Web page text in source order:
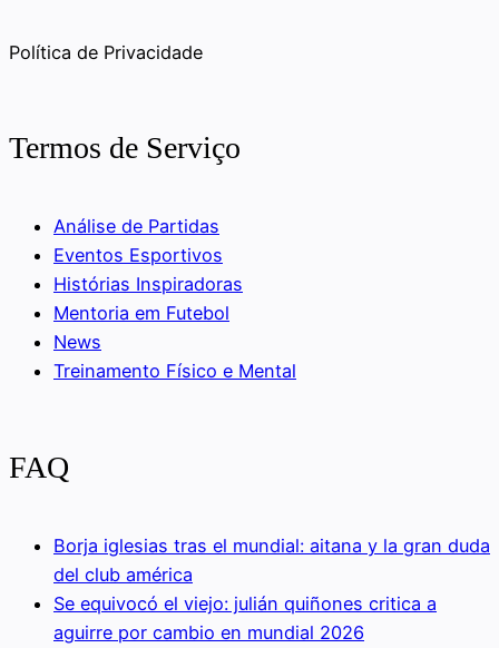
Política de Privacidade
Termos de Serviço
Análise de Partidas
Eventos Esportivos
Histórias Inspiradoras
Mentoria em Futebol
News
Treinamento Físico e Mental
FAQ
Borja iglesias tras el mundial: aitana y la gran duda
del club américa
Se equivocó el viejo: julián quiñones critica a
aguirre por cambio en mundial 2026